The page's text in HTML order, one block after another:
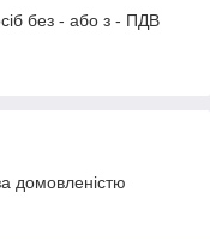
без - або з - ПДВ
домовленістю